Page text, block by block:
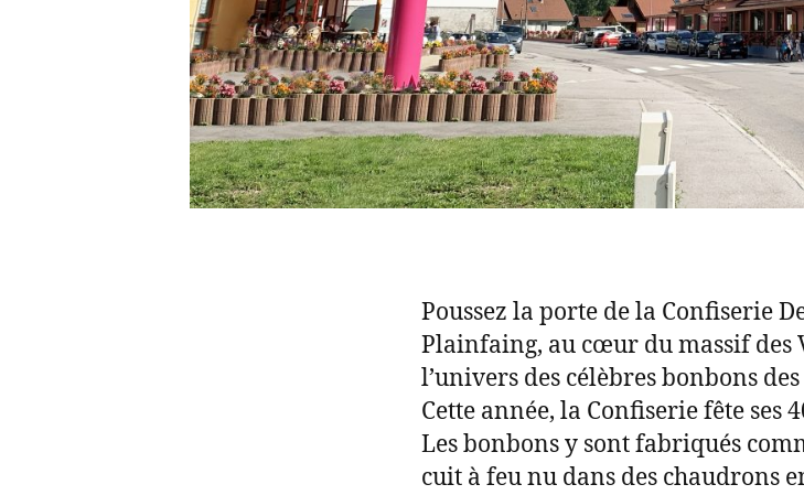
Poussez la porte de la Confiserie
Plainfaing, au cœur du massif des
l’univers des célèbres bonbons des
Cette année, la Confiserie fête ses
Les bonbons y sont fabriqués
cuit à feu nu dans des chaudrons